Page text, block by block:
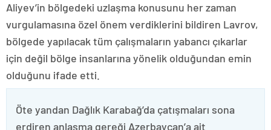
Aliyev’in bölgedeki uzlaşma konusunu her zaman
vurgulamasına özel önem verdiklerini bildiren Lavrov,
bölgede yapılacak tüm çalışmaların yabancı çıkarlar
için değil bölge insanlarına yönelik olduğundan emin
olduğunu ifade etti.
Öte yandan Dağlık Karabağ’da çatışmaları sona
erdiren anlaşma gereği Azerbaycan’a ait